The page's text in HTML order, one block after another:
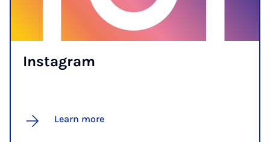
In­s­tagram
Learn more